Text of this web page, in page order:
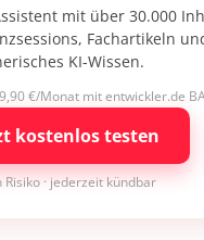
mit über 30.000
Fachartikeln
KI-Wissen.
€/Monat mit entwickler.de
kostenlos testen
Risiko · jederzeit kündbar